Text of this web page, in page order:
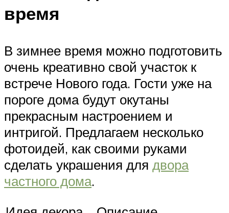
время
В зимнее время можно подготовить
очень креативно свой участок к
встрече Нового года. Гости уже на
пороге дома будут окутаны
прекрасным настроением и
интригой. Предлагаем несколько
фотоидей, как своими руками
сделать украшения для двора
частного дома.